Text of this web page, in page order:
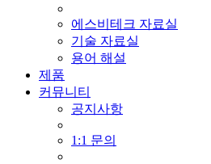
에스비테크 자료실
기술 자료실
용어 해설
제품
커뮤니티
공지사항
1:1 문의